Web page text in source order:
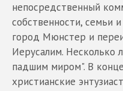
непосредственный
собственности, семьи
город Мюнстер и
Иерусалим. Несколько
падшим миром". В
христианские